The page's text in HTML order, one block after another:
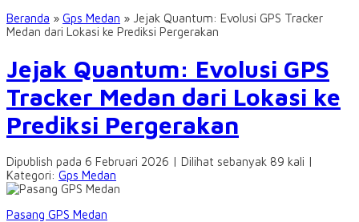
Beranda » Gps Medan » Jejak Quantum: Evolusi GPS Tracker
Medan dari Lokasi ke Prediksi Pergerakan
Jejak Quantum: Evolusi GPS
Tracker Medan dari Lokasi ke
Prediksi Pergerakan
Dipublish pada 6 Februari 2026 | Dilihat sebanyak 89 kali |
Kategori: Gps Medan
Pasang GPS Medan